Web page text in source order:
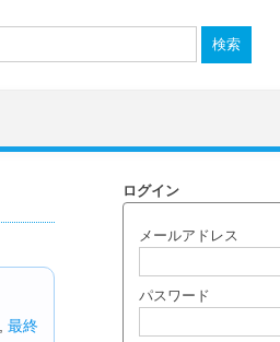
最終
ログイン
メールアドレス
パスワード